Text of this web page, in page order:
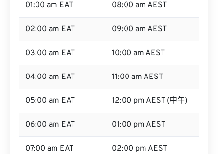
01:00 am EAT 08:00 am AEST
02:00 am EAT 09:00 am AEST
03:00 am EAT 10:00 am AEST
04:00 am EAT 11:00 am AEST
05:00 am EAT 12:00 pm AEST (中午)
06:00 am EAT 01:00 pm AEST
07:00 am EAT 02:00 pm AEST